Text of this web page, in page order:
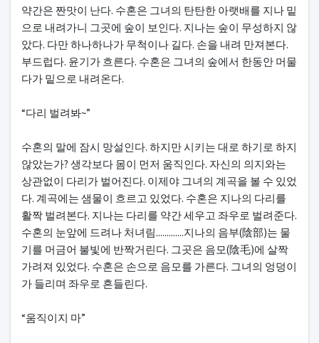
약간은 짠맛이 난다. 수혼은 그녀의 탄탄한 아랫배를 지나 밑
으로 내려가니 그곳에 숲이 보인다. 지나는 숲이 무성하지 않
았다. 다만 하나하나가 무척이나 길다. 손을 내려 만져본다.
부드럽다. 윤기가 흐른다. 수혼은 그녀의 숲에서 한동안 머물
다가 밑으로 내려온다.
“다리 벌려봐~”
수혼의 말에 잠시 망설인다. 하지만 시키는 대로 하기로 하지
않았는가? 생각보다 몸이 먼저 움직인다. 자신의 의지와는
상관없이 다리가 벌어진다. 이제야 그녀의 계곡을 볼 수 있었
다. 계곡에는 샘물이 흐르고 있었다. 수혼은 지나의 다리를
활짝 벌려본다. 지나는 다리를 약간 세우고 좌우로 벌려준다.
수혼의 눈앞에 드려나 처녀림.............지나의 음부(陰部)는 물
기를 머금어 불빛에 반짝거린다. 그곳은 음모(陰毛)에 살짝
가려져 있었다. 수혼은 손으로 음모를 가른다. 그녀의 엉덩이
가 들리며 좌우로 흔들린다.
“움직이지 마”